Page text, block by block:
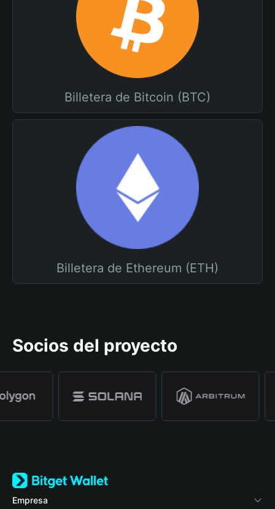
Billetera de Bitcoin (BTC)
Billetera de Ethereum (ETH)
Socios del proyecto
Empresa